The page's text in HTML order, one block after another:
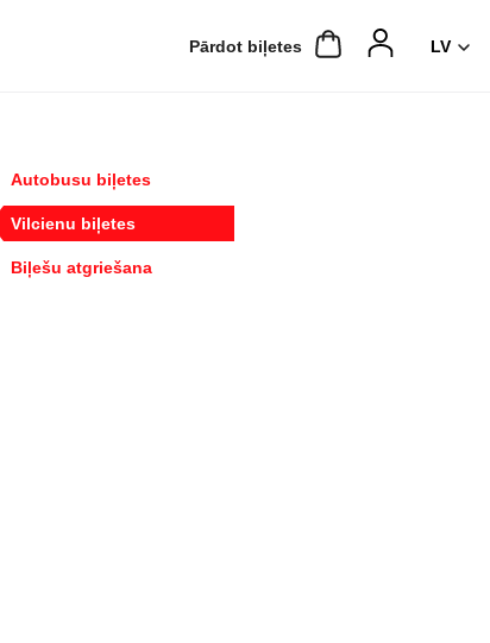
Pārdot biļetes
Autobusu biļetes
Vilcienu biļetes
Biļešu atgriešana